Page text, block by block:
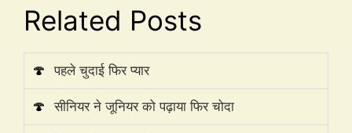
Related Posts
🍄 पहले चुदाई फिर प्यार
🍄 सीनियर ने जूनियर को पढ़ाया फिर चोदा